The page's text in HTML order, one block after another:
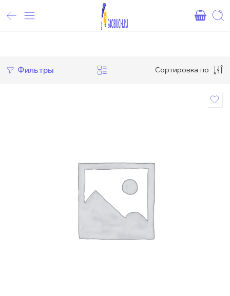
Внимание! При оплате картами Сбербанка, могут
Фильтры Сортировка по